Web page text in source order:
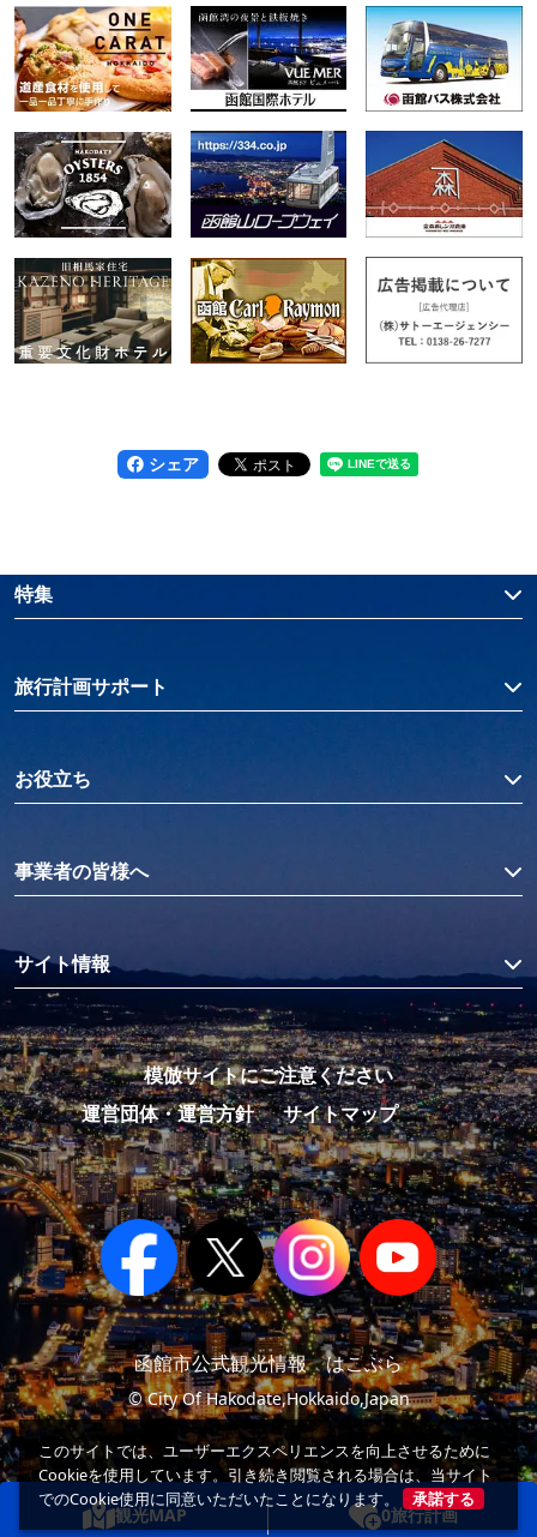
シェア
観光MAP 0旅行計画
特集
旅行計画サポート
お役立ち
事業者の皆様へ
サイト情報
模倣サイトにご注意ください
運営団体・運営方針
サイトマップ
函館市公式観光情報 はこぶら
© City Of Hakodate,Hokkaido,Japan
このサイトでは、ユーザーエクスペリエンスを向上させるために
Cookieを使用しています。引き続き閲覧される場合は、当サイト
でのCookie使用に同意いただいたことになります。
承諾する